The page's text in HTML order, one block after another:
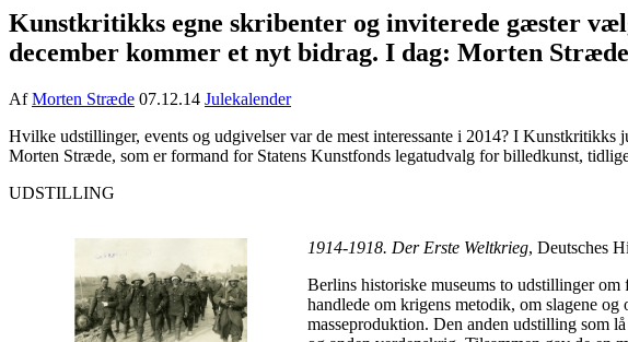
Kunstkritikks egne skribenter og inviterede gæster
december kommer et nyt bidrag. I dag: Morten
AfMorten Stræde 07.12.14 Julekalender
Hvilke udstillinger, events og udgivelser var de mest interessante i 2014? I
Morten Stræde, som er formand for Statens Kunstfonds legatudvalg for billedkunst,
UDSTILLING
1914-1918. Der Erste Weltkrieg, Deutsches
Berlins historiske museums to udstillinger
handlede om krigens metodik, om slagene
masseproduktion. Den anden udstilling som